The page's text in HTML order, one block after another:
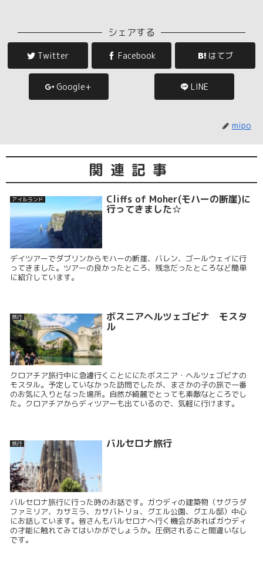
シェアする
Twitter Facebook はてブ
Google+ LINE
mipo
関連記事
アイルランド Cliffs of Moher(モハーの断崖)に
行ってきました☆
デイツアーでダブリンからモハーの断崖、バレン、ゴールウェイに行
ってきました。ツアーの良かったところ、残念だったところなど簡単
に紹介しています。
旅行 ボスニアヘルツェゴビナ モスタ
ル
クロアチア旅行中に急遽行くことににたボスニア・ヘルツェゴビナの
モスタル。予定していなかった訪問でしたが、まさかの子の旅で一番
のお気に入りとなった場所。自然が綺麗でとっても素敵なところでし
た。クロアチアからディツアーも出ているので、気軽に行けます。
旅行 バルセロナ旅行
バルセロナ旅行に行った時のお話です。ガウディの建築物（サグラダ
ファミリア、カサミラ、カサバトリョ、グエル公園、グエル邸）中心
にお話しています。皆さんもバルセロナへ行く機会があればガウディ
の才能に触れてみてはいかがでしょうか。圧倒されること間違いなし
です。